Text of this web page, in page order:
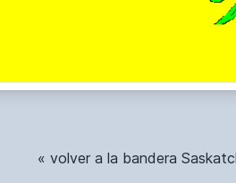
« volver a la bandera